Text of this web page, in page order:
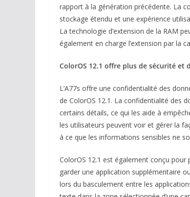
rapport à la génération précédente. La
stockage étendu et une expérience
La technologie d’extension de la RAM
également en charge l’extension par la
ColorOS 12.1 offre plus de sécurité et
L’A77s offre une confidentialité des
de ColorOS 12.1. La confidentialité des
certains détails, ce qui les aide à
les utilisateurs peuvent voir et gérer la
à ce que les informations sensibles ne
ColorOS 12.1 est également conçu pour
garder une application supplémentaire
lors du basculement entre les